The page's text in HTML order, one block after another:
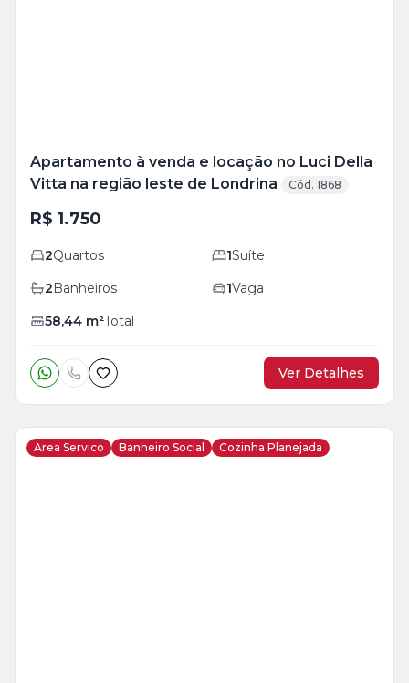
Apartamento à venda e locação no Luci Della
Vitta na região leste de Londrina
Cód. 1868
R$ 1.750
2Quartos 1Suíte
2Banheiros 1Vaga
58,44 m²Total
Ver Detalhes
Area Servico Banheiro Social Cozinha Planejada